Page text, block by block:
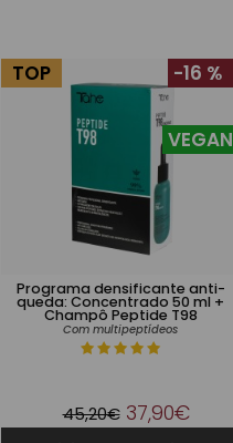
Programa densificante anti-
queda: Concentrado 50 ml +
Champô Peptide T98
Com multipeptídeos
VEGAN
TOP -16 %
45,20€ 37,90€